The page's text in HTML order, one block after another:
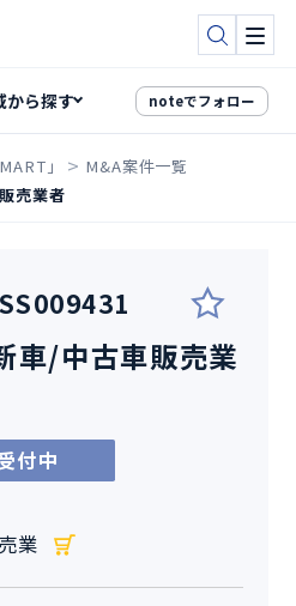
検索メ
noteでフォロー
」
M&A案件一覧
売業者
SS009431
車/中古車販売業
付中
業